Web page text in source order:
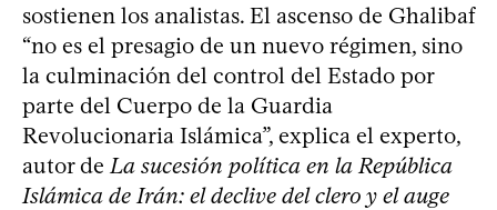
sostienen los analistas. El ascenso de Ghalibaf
“no es el presagio de un nuevo régimen, sino
la culminación del control del Estado por
parte del Cuerpo de la Guardia
Revolucionaria Islámica”, explica el experto,
autor de La sucesión política en la República
Islámica de Irán: el declive del clero y el auge